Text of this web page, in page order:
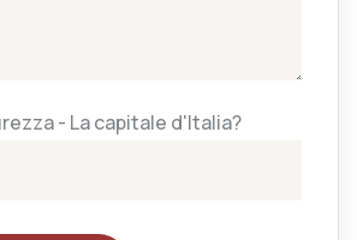
- La capitale d'Italia?